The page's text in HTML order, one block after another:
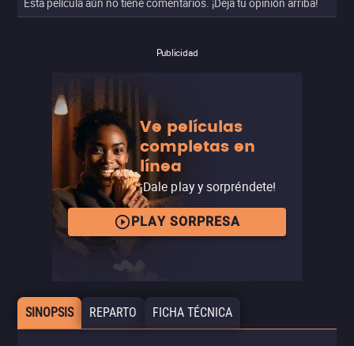
Esta película aún no tiene comentarios. ¡Deja tu opinión arriba!
Publicidad
Ve películas
completas en
línea
¡Dale play y sorpréndete!
PLAY SORPRESA
SINOPSIS REPARTO FICHA TÉCNICA